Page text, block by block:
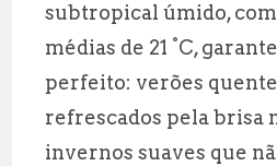
subtropical úmido,
médias de 21 °C,
perfeito: verões
refrescados pela brisa
invernos suaves que